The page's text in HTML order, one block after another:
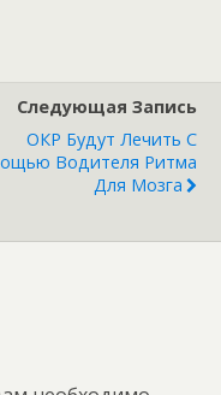
Следующая Запись
ОКР Будут Лечить С
Водителя Ритма
Для Мозга